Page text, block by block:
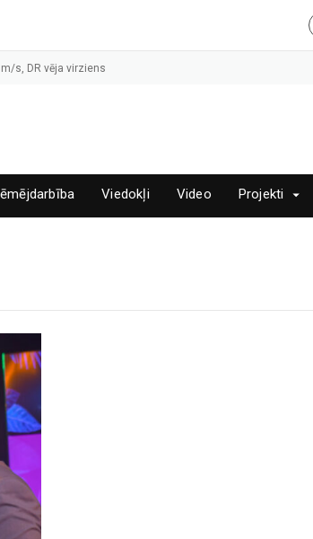
s, DR vēja virziens
Viedokļi Video Projekti